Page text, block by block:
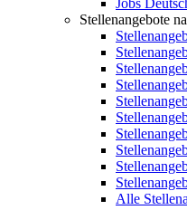
Jobs
Stellenangebote
Alle